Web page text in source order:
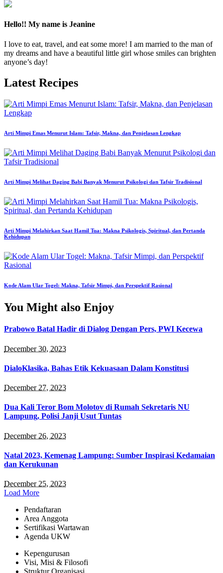
Hello!! My name is Jeanine
I love to eat, travel, and eat some more! I am married to the man of
my dreams and have a beautiful little girl whose smiles can brighten
anyone’s day!
Latest Recipes
Arti Mimpi Emas Menurut Islam: Tafsir, Makna, dan Penjelasan Lengkap
Arti Mimpi Melihat Daging Babi Banyak Menurut Psikologi dan Tafsir Tradisional
Arti Mimpi Melahirkan Saat Hamil Tua: Makna Psikologis, Spiritual, dan Pertanda
Kehidupan
Kode Alam Ular Togel: Makna, Tafsir Mimpi, dan Perspektif Rasional
You Might also Enjoy
Prabowo Batal Hadir di Dialog Dengan Pers, PWI Kecewa
December 30, 2023
DialoKlasika, Bahas Etik Kekuasaan Dalam Konstitusi
December 27, 2023
Dua Kali Teror Bom Molotov di Rumah Sekretaris NU
Lampung, Polisi Janji Usut Tuntas
December 26, 2023
Natal 2023, Kemenag Lampung: Sumber Inspirasi Kedamaian
dan Kerukunan
December 25, 2023
Load More
Pendaftaran
Area Anggota
Sertifikasi Wartawan
Agenda UKW
Kepengurusan
Visi, Misi & Filosofi